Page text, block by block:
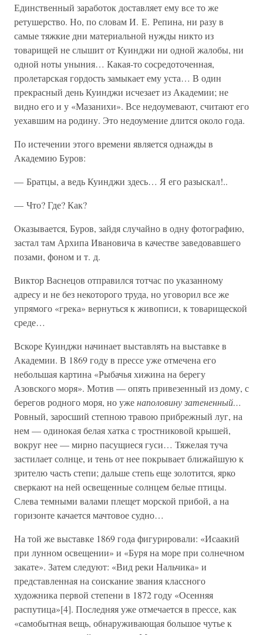
Единственный заработок доставляет ему все то же
ретушерство. Но, по словам И. Е. Репина, ни разу в
самые тяжкие дни материальной нужды никто из
товарищей не слышит от Куинджи ни одной жалобы, ни
одной ноты уныния… Какая-то сосредоточенная,
пролетарская гордость замыкает ему уста… В один
прекрасный день Куинджи исчезает из Академии; не
видно его и у «Мазанихи». Все недоумевают, считают его
уехавшим на родину. Это недоумение длится около года.
По истечении этого времени является однажды в
Академию Буров:
— Братцы, а ведь Куинджи здесь… Я его разыскал!..
— Что? Где? Как?
Оказывается, Буров, зайдя случайно в одну фотографию,
застал там Архипа Ивановича в качестве заведовавшего
позами, фоном и т. д.
Виктор Васнецов отправился тотчас по указанному
адресу и не без некоторого труда, но уговорил все же
упрямого «грека» вернуться к живописи, к товарищеской
среде…
Вскоре Куинджи начинает выставлять на выставке в
Академии. В 1869 году в прессе уже отмечена его
небольшая картина «Рыбачья хижина на берегу
Азовского моря». Мотив — опять привезенный из дому, с
берегов родного моря, но уженаполовину затененный…
Ровный, заросший степною травою прибрежный луг, на
нем — одинокая белая хатка с тростниковой крышей,
вокруг нее — мирно пасущиеся гуси… Тяжелая туча
застилает солнце, и тень от нее покрывает ближайшую к
зрителю часть степи; дальше степь еще золотится, ярко
сверкают на ней освещенные солнцем белые птицы.
Слева темными валами плещет морской прибой, а на
горизонте качается мачтовое судно…
На той же выставке 1869 года фигурировали: «Исаакий
при лунном освещении» и «Буря на море при солнечном
закате». Затем следуют: «Вид реки Нальчика» и
представленная на соискание звания классного
художника первой степени в 1872 году «Осенняя
распутица»[4]. Последняя уже отмечается в прессе, как
«самобытная вещь, обнаруживающая большое чутье к